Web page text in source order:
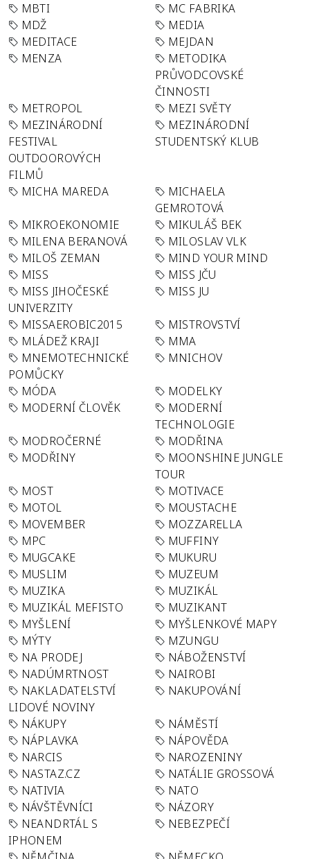
MBTI
MC FABRIKA
MDŽ
MEDIA
MEDITACE
MEJDAN
MENZA
METODIKA
PRŮVODCOVSKÉ
ČINNOSTI
METROPOL
MEZI SVĚTY
MEZINÁRODNÍ
FESTIVAL
OUTDOOROVÝCH
FILMŮ
MEZINÁRODNÍ
STUDENTSKÝ KLUB
MICHA MAREDA
MICHAELA
GEMROTOVÁ
MIKROEKONOMIE
MIKULÁŠ BEK
MILENA BERANOVÁ
MILOSLAV VLK
MILOŠ ZEMAN
MIND YOUR MIND
MISS
MISS JČU
MISS JIHOČESKÉ
UNIVERZITY
MISS JU
MISSAEROBIC2015
MISTROVSTVÍ
MLÁDEŽ KRAJI
MMA
MNEMOTECHNICKÉ
POMŮCKY
MNICHOV
MÓDA
MODELKY
MODERNÍ ČLOVĚK
MODERNÍ
TECHNOLOGIE
MODROČERNÉ
MODŘINA
MODŘINY
MOONSHINE JUNGLE
TOUR
MOST
MOTIVACE
MOTOL
MOUSTACHE
MOVEMBER
MOZZARELLA
MPC
MUFFINY
MUGCAKE
MUKURU
MUSLIM
MUZEUM
MUZIKA
MUZIKÁL
MUZIKÁL MEFISTO
MUZIKANT
MYŠLENÍ
MYŠLENKOVÉ MAPY
MÝTY
MZUNGU
NA PRODEJ
NÁBOŽENSTVÍ
NADÚMRTNOST
NAIROBI
NAKLADATELSTVÍ
LIDOVÉ NOVINY
NAKUPOVÁNÍ
NÁKUPY
NÁMĚSTÍ
NÁPLAVKA
NÁPOVĚDA
NARCIS
NAROZENINY
NASTAZ.CZ
NATÁLIE GROSSOVÁ
NATIVIA
NATO
NÁVŠTĚVNÍCI
NÁZORY
NEANDRTÁL S
IPHONEM
NEBEZPEČÍ